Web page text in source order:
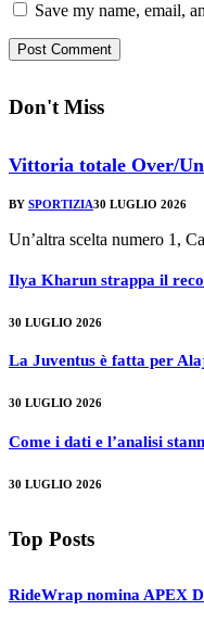
Save my name, email,
Don't Miss
Vittoria totale Over/
BY SPORTIZIA30 LUGLIO 2026
Un’altra scelta numero 1,
Ilya Kharun strappa il
30 LUGLIO 2026
La Juventus è fatta per
30 LUGLIO 2026
Come i dati e l’analisi
30 LUGLIO 2026
Top Posts
RideWrap nomina APEX